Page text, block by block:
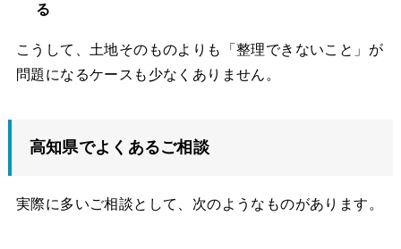
る
こうして、土地そのものよりも「整理できないこと」が
問題になるケースも少なくありません。
高知県でよくあるご相談
実際に多いご相談として、次のようなものがあります。